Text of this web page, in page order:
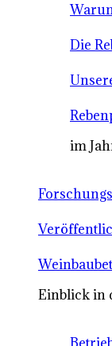
Die
im
Einblick in